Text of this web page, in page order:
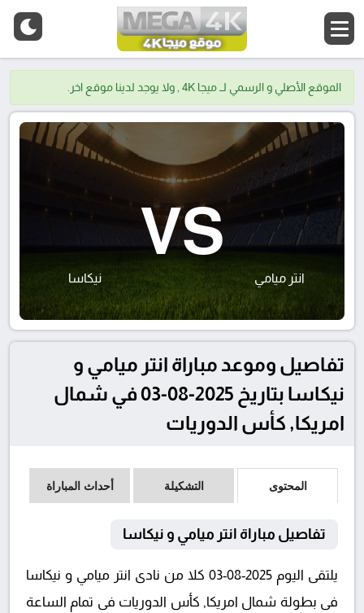
الموقع الأصلي و الرسمي لــ ميجا 4K , ولا يوجد لدينا موقع اخر.
انتر ميامي
VS
نيكاسا
تفاصيل وموعد مباراة انتر ميامي و
نيكاسا بتاريخ 2025-08-03 في شمال
امريكا, كأس الدوريات
المحتوى التشكيلة أحداث المباراة
تفاصيل مباراة انتر ميامي و نيكاسا
يلتقى اليوم 2025-08-03 كلا من نادى انتر ميامي و نيكاسا
فى بطولة شمال امريكا, كأس الدوريات فى تمام الساعة